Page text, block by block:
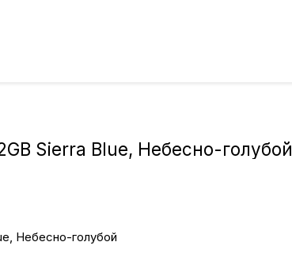
Sierra Blue, Небесно-голубой
Небесно-голубой